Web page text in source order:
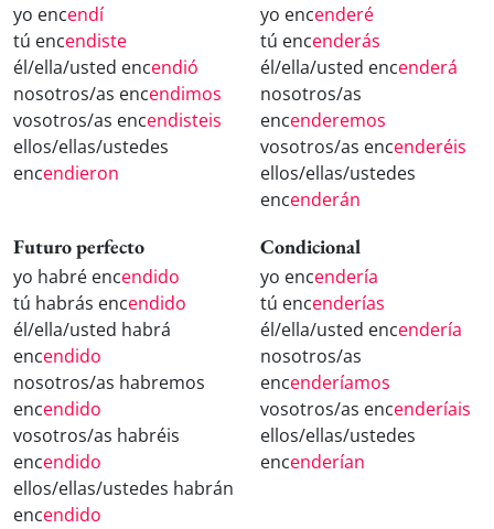
yo encendí
tú encendiste
él/ella/usted encendió
nosotros/as encendimos
vosotros/as encendisteis
ellos/ellas/ustedes
encendieron
yo encenderé
tú encenderás
él/ella/usted encenderá
nosotros/as
encenderemos
vosotros/as encenderéis
ellos/ellas/ustedes
encenderán
Futuro perfecto
yo habré encendido
tú habrás encendido
él/ella/usted habrá
encendido
nosotros/as habremos
encendido
vosotros/as habréis
encendido
ellos/ellas/ustedes habrán
encendido
Condicional
yo encendería
tú encenderías
él/ella/usted encendería
nosotros/as
encenderíamos
vosotros/as encenderíais
ellos/ellas/ustedes
encenderían